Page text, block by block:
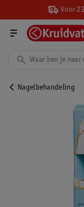
Voor
Nagelbehandeling